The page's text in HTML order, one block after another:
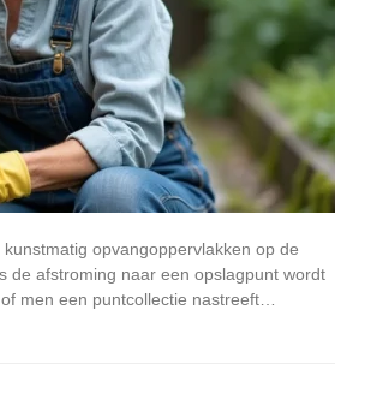
opvangoppervlakken op de
de afstroming naar een opslagpunt wordt
men een puntcollectie nastreeft…